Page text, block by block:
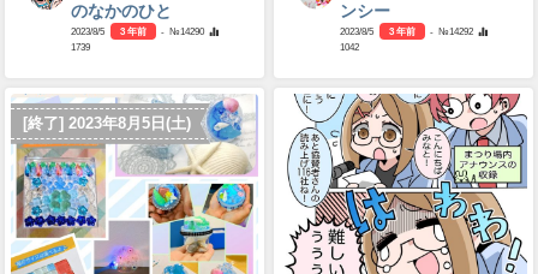
のなかのひと
2023/8/5 3 年前
- №14290
1739
ンシー
2023/8/5 3 年前
- №14292
1042
[終了] 2023年8月5日(土)